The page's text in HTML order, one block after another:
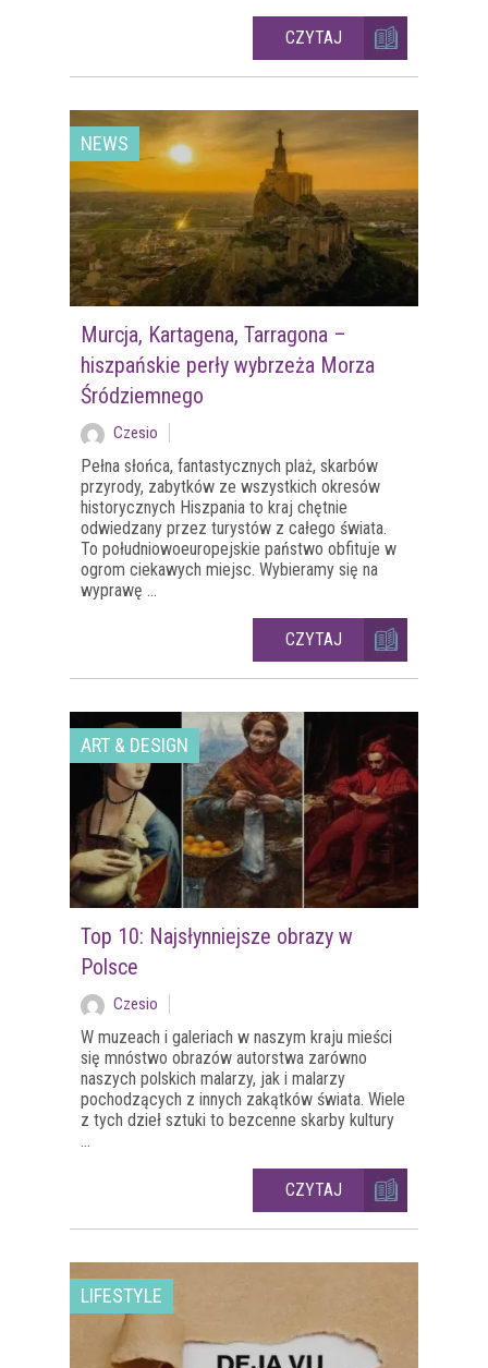
CZYTAJ
NEWS
Murcja, Kartagena, Tarragona –
hiszpańskie perły wybrzeża Morza
Śródziemnego
Czesio
Pełna słońca, fantastycznych plaż, skarbów
przyrody, zabytków ze wszystkich okresów
historycznych Hiszpania to kraj chętnie
odwiedzany przez turystów z całego świata.
To południowoeuropejskie państwo obfituje w
ogrom ciekawych miejsc. Wybieramy się na
wyprawę ...
CZYTAJ
ART & DESIGN
Top 10: Najsłynniejsze obrazy w
Polsce
Czesio
W muzeach i galeriach w naszym kraju mieści
się mnóstwo obrazów autorstwa zarówno
naszych polskich malarzy, jak i malarzy
pochodzących z innych zakątków świata. Wiele
z tych dzieł sztuki to bezcenne skarby kultury
...
CZYTAJ
LIFESTYLE